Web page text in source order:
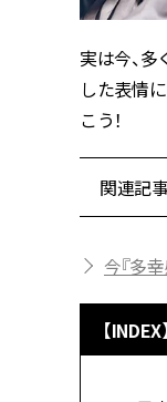
実は今、
した表情
こう！
関連記
今『多
【INDEX】